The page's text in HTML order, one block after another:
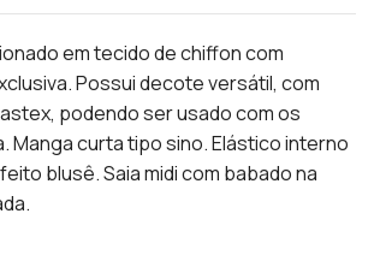
em tecido de chiffon com
Possui decote versátil, com
podendo ser usado com os
Manga curta tipo sino. Elástico interno
blusê. Saia midi com babado na